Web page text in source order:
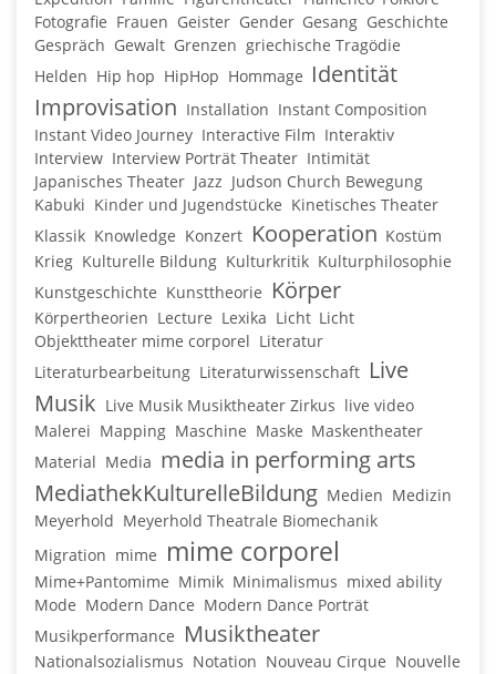
Fotografie Frauen Geister Gender Gesang Geschichte
Gespräch Gewalt Grenzen griechische Tragödie
Helden Hip hop HipHop Hommage Identität
Improvisation Installation Instant Composition
Instant Video Journey Interactive Film Interaktiv
Interview Interview Porträt Theater Intimität
Japanisches Theater Jazz Judson Church Bewegung
Kabuki Kinder und Jugendstücke Kinetisches Theater
Klassik Knowledge Konzert Kooperation Kostüm
Krieg Kulturelle Bildung Kulturkritik Kulturphilosophie
Kunstgeschichte Kunsttheorie Körper
Körpertheorien Lecture Lexika Licht Licht
Objekttheater mime corporel Literatur
Literaturbearbeitung Literaturwissenschaft Live
Musik Live Musik Musiktheater Zirkus live video
Malerei Mapping Maschine Maske Maskentheater
Material Media media in performing arts
MediathekKulturelleBildung Medien Medizin
Meyerhold Meyerhold Theatrale Biomechanik
Migration mime mime corporel
Mime+Pantomime Mimik Minimalismus mixed ability
Mode Modern Dance Modern Dance Porträt
Musikperformance Musiktheater
Nationalsozialismus Notation Nouveau Cirque Nouvelle